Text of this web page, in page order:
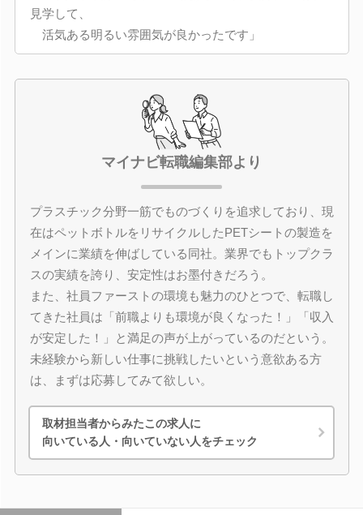
見学して、
活気ある明るい雰囲気が良かったです」
マイナビ転職編集部より
プラスチック分野一筋でものづくりを追求しており、現
在はペットボトルをリサイクルしたPETシートの製造を
メインに業績を伸ばしている同社。業界でもトップクラ
スの実績を誇り、安定性はお墨付きだろう。
また、社員ファーストの環境も魅力のひとつで、転職し
てきた社員は「前職よりも環境が良くなった！」「収入
が安定した！」と満足の声が上がっているのだという。
未経験から新しい仕事に挑戦したいという意欲ある方
は、まずは応募してみて欲しい。
取材担当者からみたこの求人に
向いている人・向いていない人をチェック